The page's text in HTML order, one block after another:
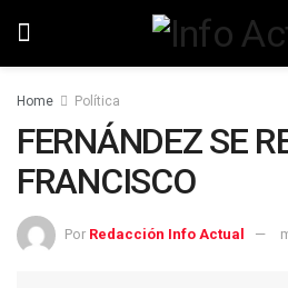
Home Política
FERNÁNDEZ SE
FRANCISCO
Por Redacción Info Actual